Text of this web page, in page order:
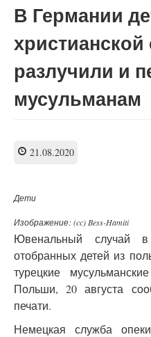
В Германии
разлучили и
мусульманам
21.08.2020
Дети
Изображение: (cc) Bess-Hamiti
Ювенальный случай
отобранных детей из
турецкие
Польши, 20 августа
печати.
Немецкая служба